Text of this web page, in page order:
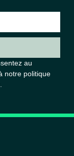
au
notre politique